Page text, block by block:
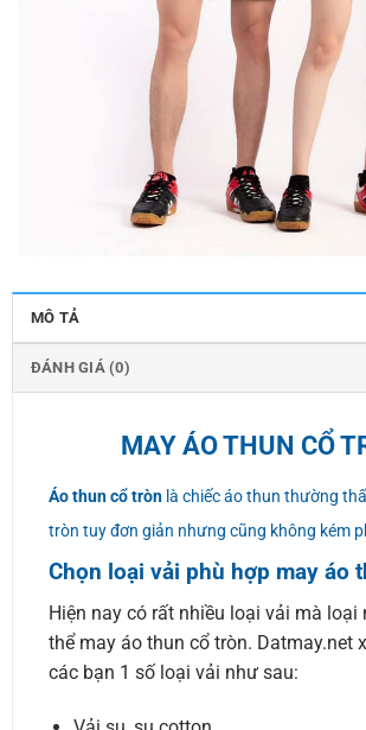
MÔ TẢ
ĐÁNH GIÁ (0)
MAY ÁO THUN CỔ
Áo thun cổ trònlà chiếc áo thun thường
tròn tuy đơn giản nhưng cũng không kém
Chọn loại vải phù hợp may áo
Hiện nay có rất nhiều loại vải mà loại
thể may áo thun cổ tròn. Datmay.net
các bạn 1 số loại vải như sau: